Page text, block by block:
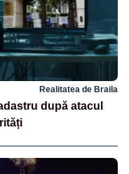
Realitatea de Braila
după atacul